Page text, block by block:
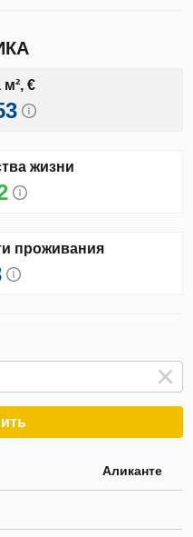
м², €
жизни
проживания
Аликанте